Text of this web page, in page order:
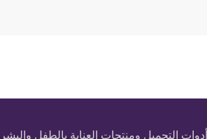
التجميل ومنتجات العناية بالطفل